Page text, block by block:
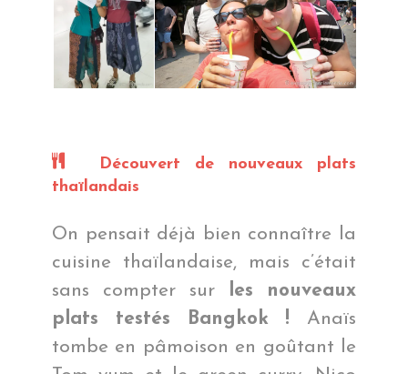
Découvert de nouveaux plats
thaïlandais
On pensait déjà bien connaître la
cuisine thaïlandaise, mais c’était
sans compter sur
les nouveaux
plats testés Bangkok ! Anaïs
tombe en pâmoison en goûtant le